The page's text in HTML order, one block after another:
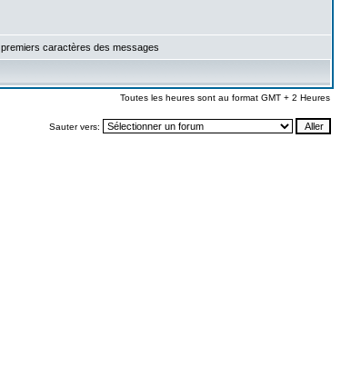
premiers caractères des messages
Toutes les heures sont au format GMT + 2 Heures
Sauter vers: